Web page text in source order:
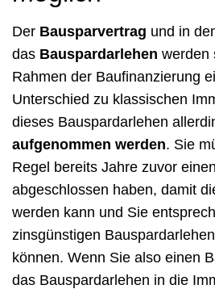
Der Bausparvertrag und in
das Bauspardarlehen werden
Rahmen der Baufinanzierung
Unterschied zu klassischen
dieses Bauspardarlehen
aufgenommen werden. Sie
Regel bereits Jahre zuvor
abgeschlossen haben, damit
werden kann und Sie
zinsgünstigen Bauspardarlehen
können. Wenn Sie also einen
das Bauspardarlehen in die